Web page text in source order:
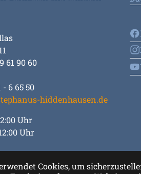
Cookies, um
61 90 60
- 6 65 50
hiddenhausen.de
Uhr
Uhr